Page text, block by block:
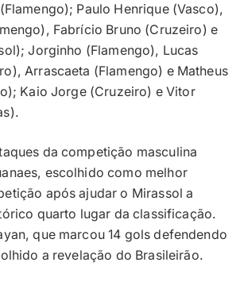
Paulo Henrique (Vasco),
Fabrício Bruno (Cruzeiro) e
Jorginho (Flamengo), Lucas
Arrascaeta (Flamengo) e Matheus
Kaio Jorge (Cruzeiro) e Vitor
da competição masculina
escolhido como melhor
após ajudar o Mirassol a
quarto lugar da classificação.
que marcou 14 gols defendendo
a revelação do Brasileirão.